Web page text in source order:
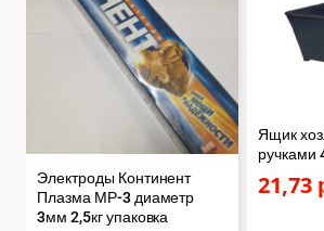
Электроды Континент
Плазма МР-3 диаметр
3мм 2,5кг упаковка
Ящик
21,73